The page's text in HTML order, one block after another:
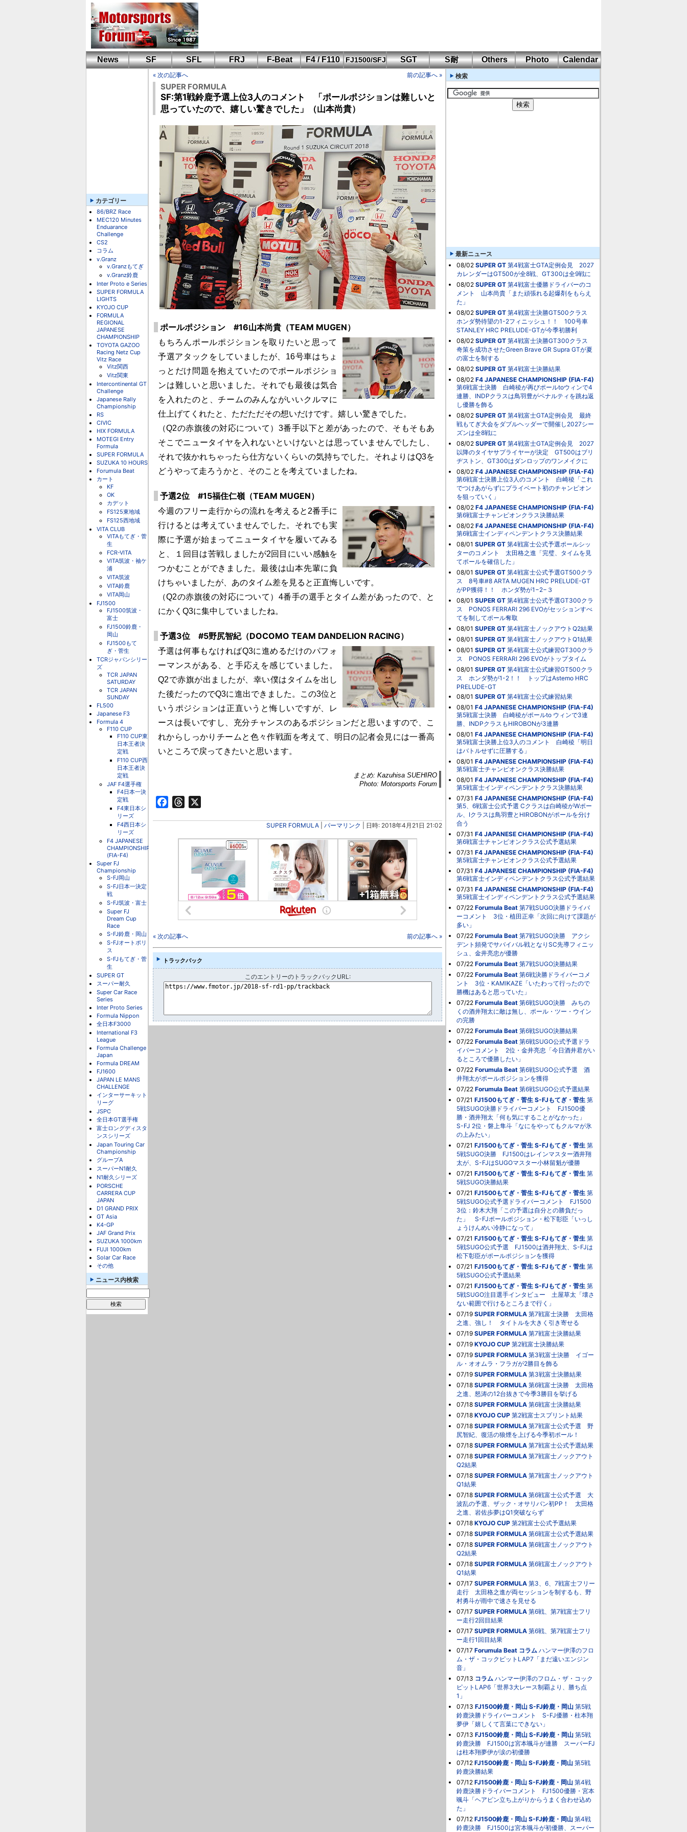
News SF SFL FRJ F-Beat
F4 / F110
FJ1500/SFJ SGT S耐 Others Photo Calendar
カテゴリー
86/BRZ Race
MEC120 Minutes
Enduarance
Challenge
CS2
コラム
v.Granz
v.Granzもてぎ
v.Granz鈴鹿
Inter Proto e Series
SUPER FORMULA
LIGHTS
KYOJO CUP
FORMULA
REGIONAL
JAPANESE
CHAMPIONSHIP
TOYOTA GAZOO
Racing Netz Cup
Vitz Race
Vitz関西
Vitz関東
Intercontinental GT
Challenge
Japanese Rally
Championship
RS
CIVIC
HIX FORMULA
MOTEGI Entry
Formula
SUPER FORMULA
SUZUKA 10 HOURS
Forumula Beat
カート
KF
OK
カデット
FS125東地域
FS125西地域
VITA CLUB
VITAもてぎ・菅
生
FCR-VITA
VITA筑波・袖ケ
浦
VITA筑波
VITA鈴鹿
VITA岡山
FJ1500
FJ1500筑波・
富士
FJ1500鈴鹿・
岡山
FJ1500もて
ぎ・菅生
TCRジャパンシリー
ズ
TCR JAPAN
SATURDAY
TCR JAPAN
SUNDAY
FL500
Japanese F3
Formula 4
F110 CUP
F110 CUP東
日本王者決
定戦
F110 CUP西
日本王者決
定戦
JAF F4選手権
F4日本一決
定戦
F4東日本シ
リーズ
F4西日本シ
リーズ
F4 JAPANESE
CHAMPIONSHIP
(FIA-F4)
Super FJ
Championship
S-FJ岡山
S-FJ日本一決定
戦
S-FJ筑波・富士
Super FJ
Dream Cup
Race
S-FJ鈴鹿・岡山
S-FJオートポリ
ス
S-FJもてぎ・菅
生
SUPER GT
スーパー耐久
Super Car Race
Series
Inter Proto Series
Formula Nippon
全日本F3000
International F3
League
Formula Challenge
Japan
Formula DREAM
FJ1600
JAPAN LE MANS
CHALLENGE
インターサーキット
リーグ
JSPC
全日本GT選手権
富士ロングディスタ
ンスシリーズ
Japan Touring Car
Championship
グループA
スーパーN1耐久
N1耐久シリーズ
PORSCHE
CARRERA CUP
JAPAN
D1 GRAND PRIX
GT Asia
K4-GP
JAF Grand Prix
SUZUKA 1000km
FUJI 1000km
Solar Car Race
その他
ニュース内検索
« 次の記事へ 前の記事へ »
SUPER FORMULA
SF:第1戦鈴鹿予選上位3人のコメント 「ポールポジションは難しいと
思っていたので、嬉しい驚きでした」（山本尚貴）
ポールポジション #16山本尚貴（TEAM MUGEN）
もちろんポールポジションを取りたいと思って
予選アタックをしていましたが、16号車はちょ
っとだけ問題を抱えていたのでポールポジショ
ンは難しいと思いました。それでも最後は気合
を入れたのと、チームのみんながいいクルマに
仕上げてくれたと、ただただその想いだけです。嬉しい驚きでした。
（Q2の赤旗後の対応について）3番手以下と差があったので、そもそもあ
そこでニュータイヤを入れないといけないとは思っていませんでしたし、
それで抜かれちゃったら仕方ないくらいの気持ちでした。それよりはQ3を
どうやって走ろうかと、そのことを考えていましたね。
予選2位 #15福住仁嶺（TEAM MUGEN）
今週のフリー走行からの流れを考えると2番手に
行けるとは考えていませんでした。それでも実
際に予選が始まってニュータイヤを履いてみる
と、１回目は苦戦しましたが2回目にいい感触を
つかむことができました。最後は山本先輩に負
けちゃいましたが、あのタイム差を見ると正直悔しいです。
（Q2の赤旗後の対応について）4番手の選手とタイム差があったので、と
にかくQ3に集中していましたね。
予選3位 #5野尻智紀（DOCOMO TEAM DANDELION RACING）
予選は何事もなければQ3に進めるだけのパフォ
ーマンスがある、と手応えを感じていました。
Q2で赤旗が出ましたが、幸い僕はタイムを出し
た後だったのでQ3に進出できました。この3位と
いうポジションは正直いうと悔しいですが、レ
ースは長いですし、充分チャンスのあるポジションだと思いますので、こ
れからしっかりチームと色々作戦面を考えて、明日の記者会見には一番高
いところで戻ってきたいと思います。
まとめ: Kazuhisa SUEHIRO
Photo: Motorsports Forum
Facebook
Threads
SUPER FORMULA パーマリンク | 日時: 2018年4月21日 21:02
« 次の記事へ 前の記事へ »
トラックバック
このエントリーのトラックバックURL:
検索
最新ニュース
08/02 SUPER GT 第4戦富士GTA定例会見 2027
カレンダーはGT500が全8戦、GT300は全9戦に
08/02 SUPER GT 第4戦富士優勝ドライバーのコ
メント 山本尚貴「また頑張れる起爆剤をもらえ
た」
08/02 SUPER GT 第4戦富士決勝GT500クラス
ホンダ勢待望の1-2フィニッシュ！！ 100号車
STANLEY HRC PRELUDE-GTが今季初勝利
08/02 SUPER GT 第4戦富士決勝GT300クラス
奇策を成功させたGreen Brave GR Supra GTが夏
の富士を制する
08/02 SUPER GT 第4戦富士決勝結果
08/02 F4 JAPANESE CHAMPIONSHIP (FIA-F4)
第6戦富士決勝 白崎稜が再びポールtoウィンで4
連勝、INDPクラスは鳥羽豊がペナルティを跳ね返
し優勝を飾る
08/02 SUPER GT 第4戦富士GTA定例会見 最終
戦もてぎ大会をダブルヘッダーで開催し2027シー
ズンは全8戦に
08/02 SUPER GT 第4戦富士GTA定例会見 2027
以降のタイヤサプライヤーが決定 GT500はブリ
ヂストン、GT300はダンロップのワンメイクに
08/02 F4 JAPANESE CHAMPIONSHIP (FIA-F4)
第6戦富士決勝上位3人のコメント 白崎稜「これ
でつけあがらずにプライベート初のチャンピオン
を狙っていく」
08/02 F4 JAPANESE CHAMPIONSHIP (FIA-F4)
第6戦富士チャンピオンクラス決勝結果
08/02 F4 JAPANESE CHAMPIONSHIP (FIA-F4)
第6戦富士インディペンデントクラス決勝結果
08/01 SUPER GT 第4戦富士公式予選ポールシッ
ターのコメント 太田格之進「完璧、タイムを見
てポールを確信した」
08/01 SUPER GT 第4戦富士公式予選GT500クラ
ス 8号車#8 ARTA MUGEN HRC PRELUDE-GT
がPP獲得！！ ホンダ勢が1−2−３
08/01 SUPER GT 第4戦富士公式予選GT300クラ
ス PONOS FERRARI 296 EVOがセッションすべ
てを制してポール奪取
08/01 SUPER GT 第4戦富士ノックアウトQ2結果
08/01 SUPER GT 第4戦富士ノックアウトQ1結果
08/01 SUPER GT 第4戦富士公式練習GT300クラ
ス PONOS FERRARI 296 EVOがトップタイム
08/01 SUPER GT 第4戦富士公式練習GT500クラ
ス ホンダ勢が1-2！！ トップはAstemo HRC
PRELUDE-GT
08/01 SUPER GT 第4戦富士公式練習結果
08/01 F4 JAPANESE CHAMPIONSHIP (FIA-F4)
第5戦富士決勝 白崎稜がポールto ウィンで3連
勝、INDPクラスもHIROBONが3連勝
08/01 F4 JAPANESE CHAMPIONSHIP (FIA-F4)
第5戦富士決勝上位3人のコメント 白崎稜「明日
はバトルせずに圧勝する」
08/01 F4 JAPANESE CHAMPIONSHIP (FIA-F4)
第5戦富士チャンピオンクラス決勝結果
08/01 F4 JAPANESE CHAMPIONSHIP (FIA-F4)
第5戦富士インディペンデントクラス決勝結果
07/31 F4 JAPANESE CHAMPIONSHIP (FIA-F4)
第5、6戦富士公式予選 Cクラスは白崎稜がWポー
ル、Iクラスは鳥羽豊とHIROBONがポールを分け
合う
07/31 F4 JAPANESE CHAMPIONSHIP (FIA-F4)
第6戦富士チャンピオンクラス公式予選結果
07/31 F4 JAPANESE CHAMPIONSHIP (FIA-F4)
第5戦富士チャンピオンクラス公式予選結果
07/31 F4 JAPANESE CHAMPIONSHIP (FIA-F4)
第6戦富士インディペンデントクラス公式予選結果
07/31 F4 JAPANESE CHAMPIONSHIP (FIA-F4)
第5戦富士インディペンデントクラス公式予選結果
07/22 Forumula Beat 第7戦SUGO決勝ドライバ
ーコメント 3位・植田正幸「次回に向けて課題が
多い」
07/22 Forumula Beat 第7戦SUGO決勝 アクシ
デント頻発でサバイバル戦となりSC先導フィニッ
シュ、金井亮忠が優勝
07/22 Forumula Beat 第7戦SUGO決勝結果
07/22 Forumula Beat 第6戦決勝ドライバーコメ
ント 3位・KAMIKAZE「いたわって行ったので
勝機はあると思っていた」
07/22 Forumula Beat 第6戦SUGO決勝 みちの
くの酒井翔太に敵は無し、ポール・ツー・ウイン
の完勝
07/22 Forumula Beat 第6戦SUGO決勝結果
07/22 Forumula Beat 第6戦SUGO公式予選ドラ
イバーコメント 2位・金井亮忠「今日酒井君がい
るところで優勝したい」
07/22 Forumula Beat 第6戦SUGO公式予選 酒
井翔太がポールポジションを獲得
07/22 Forumula Beat 第6戦SUGO公式予選結果
07/21 FJ1500もてぎ・菅生 S-FJもてぎ・菅生 第
5戦SUGO決勝ドライバーコメント FJ1500優
勝・酒井翔太「何も気にすることがなかった」
S-FJ 2位・磐上隼斗「なにをやってもクルマが氷
の上みたい」
07/21 FJ1500もてぎ・菅生 S-FJもてぎ・菅生 第
5戦SUGO決勝 FJ1500はレインマスター酒井翔
太が、S-FJはSUGOマスター小林留魁が優勝
07/21 FJ1500もてぎ・菅生 S-FJもてぎ・菅生 第
5戦SUGO決勝結果
07/21 FJ1500もてぎ・菅生 S-FJもてぎ・菅生 第
5戦SUGO公式予選ドライバーコメント FJ1500
3位：鈴木大翔「この予選は自分との勝負だっ
た」 S-FJポールポジション・松下彰臣「いっし
ょうけんめい冷静になって」
07/21 FJ1500もてぎ・菅生 S-FJもてぎ・菅生 第
5戦SUGO公式予選 FJ1500は酒井翔太、S-FJは
松下彰臣がポールポジションを獲得
07/21 FJ1500もてぎ・菅生 S-FJもてぎ・菅生 第
5戦SUGO公式予選結果
07/21 FJ1500もてぎ・菅生 S-FJもてぎ・菅生 第
5戦SUGO注目選手インタビュー 土屋草太「壊さ
ない範囲で行けるところまで行く」
07/19 SUPER FORMULA 第7戦富士決勝 太田格
之進、強し！ タイトルを大きく引き寄せる
07/19 SUPER FORMULA 第7戦富士決勝結果
07/19 KYOJO CUP 第2戦富士決勝結果
07/19 SUPER FORMULA 第3戦富士決勝 イゴー
ル・オオムラ・フラガが2勝目を飾る
07/19 SUPER FORMULA 第3戦富士決勝結果
07/18 SUPER FORMULA 第6戦富士決勝 太田格
之進、怒涛の12台抜きで今季3勝目を挙げる
07/18 SUPER FORMULA 第6戦富士決勝結果
07/18 KYOJO CUP 第2戦富士スプリント結果
07/18 SUPER FORMULA 第7戦富士公式予選 野
尻智紀、復活の狼煙を上げる今季初ポール！
07/18 SUPER FORMULA 第7戦富士公式予選結果
07/18 SUPER FORMULA 第7戦富士ノックアウト
Q2結果
07/18 SUPER FORMULA 第7戦富士ノックアウト
Q1結果
07/18 SUPER FORMULA 第6戦富士公式予選 大
波乱の予選、ザック・オサリバン初PP！ 太田格
之進、岩佐歩夢はQ1突破ならず
07/18 KYOJO CUP 第2戦富士公式予選結果
07/18 SUPER FORMULA 第6戦富士公式予選結果
07/18 SUPER FORMULA 第6戦富士ノックアウト
Q2結果
07/18 SUPER FORMULA 第6戦富士ノックアウト
Q1結果
07/17 SUPER FORMULA 第3、6、7戦富士フリー
走行 太田格之進が両セッションを制するも、野
村勇斗が雨中で速さを見せる
07/17 SUPER FORMULA 第6戦、第7戦富士フリ
ー走行2回目結果
07/17 SUPER FORMULA 第6戦、第7戦富士フリ
ー走行1回目結果
07/17 Forumula Beat コラム ハンマー伊澤のフロ
ム・ザ・コックピットLAP7「まだ遠いエンジン
音」
07/13 コラム ハンマー伊澤のフロム・ザ・コック
ピットLAP6「世界3大レース制覇より、勝ち点
1」
07/13 FJ1500鈴鹿・岡山 S-FJ鈴鹿・岡山 第5戦
鈴鹿決勝ドライバーコメント S-FJ優勝・柱本翔
夢伊「嬉しくて言葉にできない」
07/13 FJ1500鈴鹿・岡山 S-FJ鈴鹿・岡山 第5戦
鈴鹿決勝 FJ1500は宮本颯斗が連勝 スーパーFJ
は柱本翔夢伊が涙の初優勝
07/12 FJ1500鈴鹿・岡山 S-FJ鈴鹿・岡山 第5戦
鈴鹿決勝結果
07/12 FJ1500鈴鹿・岡山 S-FJ鈴鹿・岡山 第4戦
鈴鹿決勝ドライバーコメント FJ1500優勝・宮本
颯斗「ヘアピン立ち上がりからうまく合わせ込め
た」
07/12 FJ1500鈴鹿・岡山 S-FJ鈴鹿・岡山 第4戦
鈴鹿決勝 FJ1500は宮本颯斗が初優勝、スーパー